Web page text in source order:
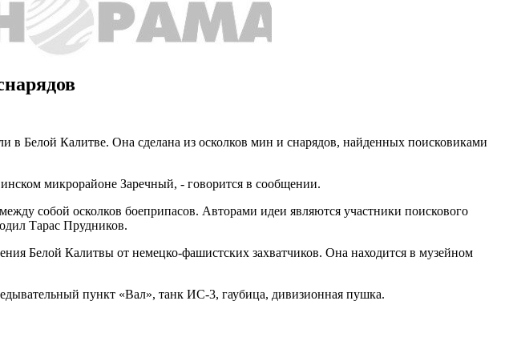
Белой Калитве. Она сделана из осколков мин и снарядов, найденных поисковиками
микрорайоне Заречный, - говорится в сообщении.
собой осколков боеприпасов. Авторами идеи являются участники поискового
Тарас Прудников.
Белой Калитвы от немецко-фашистских захватчиков. Она находится в музейном
пункт «Вал», танк ИС-3, гаубица, дивизионная пушка.